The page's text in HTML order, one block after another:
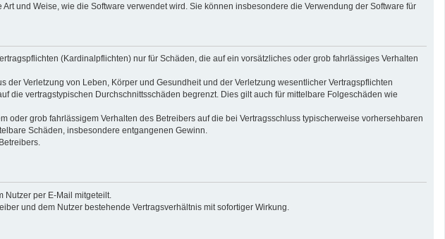
und Weise, wie die Software verwendet wird. Sie können insbesondere die Verwendung der Software für
(Kardinalpflichten) nur für Schäden, die auf ein vorsätzliches oder grob fahrlässiges Verhalten
Verletzung von Leben, Körper und Gesundheit und der Verletzung wesentlicher Vertragspflichten
vertragstypischen Durchschnittsschäden begrenzt. Dies gilt auch für mittelbare Folgeschäden wie
grob fahrlässigem Verhalten des Betreibers auf die bei Vertragsschluss typischerweise vorhersehbaren
Schäden, insbesondere entgangenen Gewinn.
per E-Mail mitgeteilt.
und dem Nutzer bestehende Vertragsverhältnis mit sofortiger Wirkung.